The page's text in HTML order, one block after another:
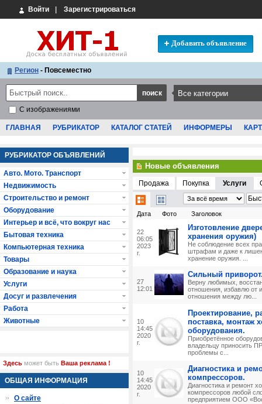
Войти Зарегистрироваться
Добавить объявление
Регион - Повсеместно
С изображениями
ГЛАВНАЯ РУБРИКАТОР КАТАЛОГ СТАТЕЙ ИНФОРМЕРЫ
Новые объявления
Продажа Покупка Услуги
Дата Фото Заголовок
22
06:05
2023
г.
Изготовление
хранения оружия)
Не соблюдение всех
штрафам и даже к
хранение оружия. ...
27
12:01
Сильный
Верну любимых,
отношения, избавлю от
отношения между лю...
10
14:45
2020
г.
Проектирование,
поставка, монтаж
оборудования.
Приобретённое
владельцу приносить
проблемы с...
10
14:45
2020
г.
Диагностика и
компрессоров.
Диагностика и ремонт
компрессоров любой
предприятием ООО
РУБРИКАТОР ОБЪЯВЛЕНИЙ
Авто. Мото. Транспорт
Недвижимость
Строительство и ремонт
Оборудование
Интерьер и всё, что вокруг нас
Бытовая техника
Компьютерная техника
Товары
Образование и наука
Услуги
Досуг и развлечения
Работа
Животные
Здесь может быть Ваша реклама !
ОБЩАЯ ИНФОРМАЦИЯ
О сайте